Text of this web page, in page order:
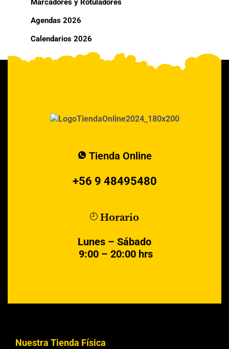
Marcadores y Rotuladores
Agendas 2026
Calendarios 2026
Tienda Online
+56 9 48495480
Horario
Lunes – Sábado
9:00 – 20:00 hrs
Nuestra Tienda Física